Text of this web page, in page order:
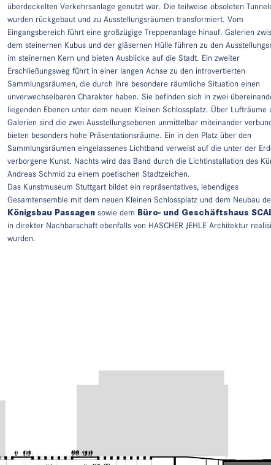
überdeckelten Verkehrsanlage genutzt war. Die teilweise obsoleten
wurden rückgebaut und zu Ausstellungsräumen transformiert. Vom
Eingangsbereich führt eine großzügige Treppenanlage hinauf. Galerien
dem steinernen Kubus und der gläsernen Hülle führen zu den
im steinernen Kern und bieten Ausblicke auf die Stadt. Ein zweiter
Erschließungsweg führt in einer langen Achse zu den introvertierten
Sammlungsräumen, die durch ihre besondere räumliche Situation einen
unverwechselbaren Charakter haben. Sie befinden sich in zwei
liegenden Ebenen unter dem neuen Kleinen Schlossplatz. Über Lufträume
Galerien sind die zwei Ausstellungsebenen unmittelbar miteinander
bieten besonders hohe Präsentationsräume. Ein in den Platz über den
Sammlungsräumen eingelassenes Lichtband verweist auf die unter der
verborgene Kunst. Nachts wird das Band durch die Lichtinstallation des
Andreas Schmid zu einem poetischen Stadtzeichen.
Das Kunstmuseum Stuttgart bildet ein repräsentatives, lebendiges
Gesamtensemble mit dem neuen Kleinen Schlossplatz und dem Neubau
Königsbau Passagen sowie dem Büro- und Geschäftshaus
in direkter Nachbarschaft ebenfalls von HASCHER JEHLE Architektur
wurden.